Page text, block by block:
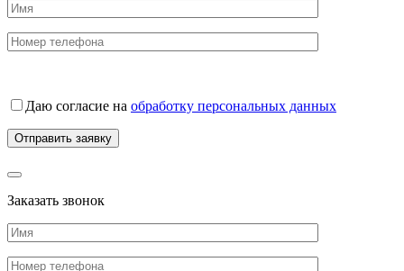
Даю согласие на обработку персональных данных
Заказать звонок